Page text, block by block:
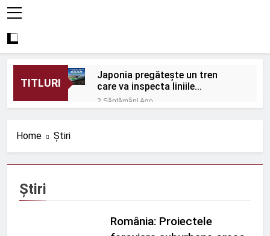
TITLURI
Japonia pregătește un tren
care va inspecta liniile
Shinkansen cu o viteză de 320
km/h
2 Săptămâni Ago
Protecție eficientă
împotriva zgomotului
2 Săptămâni Ago
Home Știri
Știri
România: Proiectele